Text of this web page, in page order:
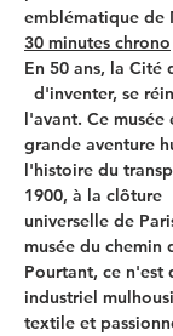
emblématique
30 minutes chrono
En 50 ans, la Cité
d'inventer, se
l'avant. Ce
grande aventure
l'histoire du
1900, à la clôture
universelle de
musée du chemin
Pourtant, ce n'est
industriel
textile et